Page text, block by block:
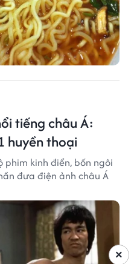
tiếng châu Á:
huyền thoại
phim kinh điển, bốn ngôi
đưa điện ảnh châu Á
×